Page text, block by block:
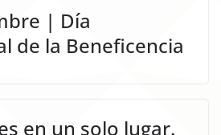
| Día
de la Beneficencia
en un solo lugar.